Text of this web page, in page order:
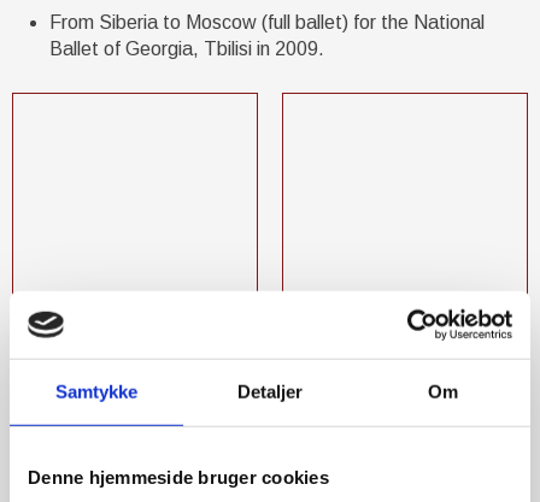
Samtykke Detaljer Om
Denne hjemmeside bruger cookies
From Siberia to Moscow (full ballet) for the National
Ballet of Georgia, Tbilisi in 2009.